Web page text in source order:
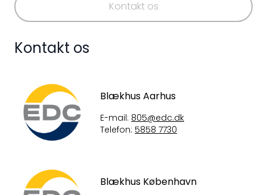
Kontakt os
Kontakt os
Blækhus Aarhus
E-mail: 805@edc.dk
Telefon: 5858 7730
Blækhus København